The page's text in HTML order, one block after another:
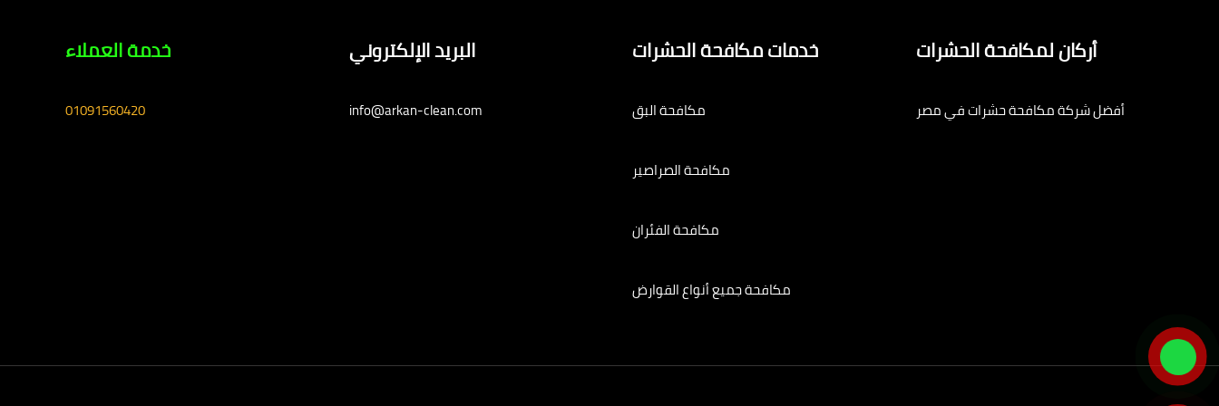
أركان لمكافحة الحشرات
أفضل شركة مكافحة حشرات في مصر
خدمات مكافحة الحشرات
مكافحة البق
مكافحة الصراصير
مكافحة الفئران
مكافحة جميع أنواع القوارض
البريد الإلكتروني
info@arkan-clean.com
خدمة العملاء
01091560420